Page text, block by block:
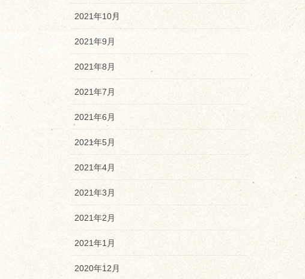
2021年10月
2021年9月
2021年8月
2021年7月
2021年6月
2021年5月
2021年4月
2021年3月
2021年2月
2021年1月
2020年12月